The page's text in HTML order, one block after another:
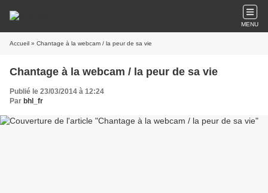
MENU
Accueil » Chantage à la webcam / la peur de sa vie
Chantage à la webcam / la peur de sa vie
Publié le 23/03/2014 à 12:24
Par bhl_fr